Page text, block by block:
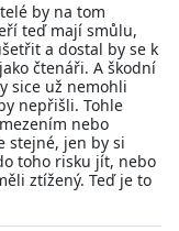
by na tom
teď mají smůlu,
a dostal by se k
čtenáři. A škodní
sice už nemohli
nepřišli. Tohle
nebo
stejné, jen by si
toho risku jít, nebo
ztížený. Teď je to